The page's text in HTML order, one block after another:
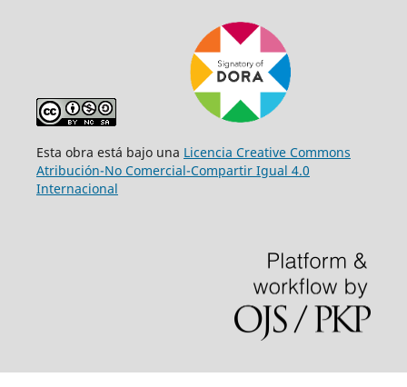
Esta obra está bajo una Licencia Creative Commons
Atribución-No Comercial-Compartir Igual 4.0
Internacional